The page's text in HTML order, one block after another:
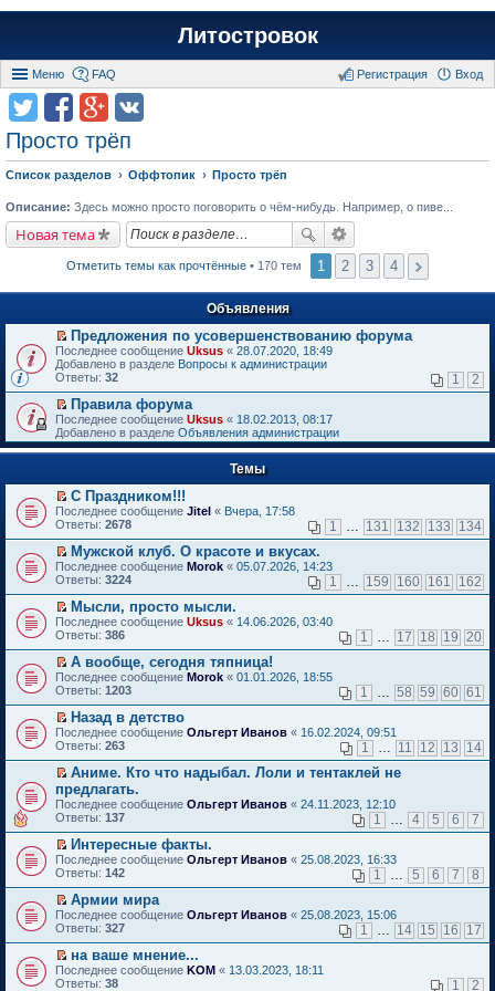
Литостровок
Меню FAQ Вход
Регистрация
Просто трёп
Список разделов Оффтопик Просто трёп
Описание: Здесь можно просто поговорить о чём-нибудь. Например, о пиве...
Новая тема
Отметить темы как прочтённые • 170 тем 1 2 3 4
Объявления
П
е
р
й
т
и
к
п
в
о
м
у
н
е
п
р
о
ч
и
т
а
н
н
о
м
у
с
о
о
б
щ
е
н
и
ю
Предложения по усовершенствованию форума
Последнее сообщение Uksus « 28.07.2020, 18:49
Добавлено в разделе Вопросы к администрации
Ответы: 32 1 2
П
е
р
е
т
и
к
п
р
в
о
м
у
н
е
п
р
о
ч
и
т
а
н
н
о
м
у
с
о
б
щ
е
н
и
ю
Правила форума
Последнее сообщение Uksus « 18.02.2013, 08:17
Добавлено в разделе Объявления администрации
Темы
П
е
е
й
т
и
к
п
е
р
в
о
м
у
н
е
п
р
о
ч
и
т
а
н
н
о
м
у
с
о
о
б
щ
е
н
и
С Праздником!!!
Последнее сообщение Jitel « Вчера, 17:58
Ответы: 2678 1 131 132 133 134
П
е
е
й
т
и
к
п
е
р
в
о
м
у
н
е
п
р
о
и
т
а
н
н
о
м
у
с
о
о
б
Мужской клуб. О красоте и вкусах.
Последнее сообщение Morok « 05.07.2026, 14:23
Ответы: 3224 1 159 160 161 162
П
е
е
й
т
и
к
п
е
р
в
о
м
у
н
е
п
р
о
и
т
а
н
н
о
м
Мысли, просто мысли.
Последнее сообщение Uksus « 14.06.2026, 03:40
Ответы: 386 1 17 18 19 20
П
е
е
й
т
и
к
п
е
р
в
о
м
у
н
е
п
р
о
и
т
а
А вообще, сегодня тяпница!
Последнее сообщение Morok « 01.01.2026, 18:55
Ответы: 1203 1 58 59 60 61
П
е
е
й
т
и
к
п
е
р
в
о
м
у
н
е
п
р
о
Назад в детство
Последнее сообщение Ольгерт Иванов « 16.02.2024, 09:51
Ответы: 263 1 11 12 13 14
П
е
р
е
й
т
и
к
п
е
р
в
о
м
у
н
Аниме. Кто что надыбал. Лоли и тентаклей не
предлагать.
Последнее сообщение Ольгерт Иванов « 24.11.2023, 12:10
Ответы: 137 1 4 5 6 7
П
е
е
й
т
и
п
е
р
Интересные факты.
Последнее сообщение Ольгерт Иванов « 25.08.2023, 16:33
Ответы: 142 1 5 6 7 8
П
е
е
й
т
Армии мира
Последнее сообщение Ольгерт Иванов « 25.08.2023, 15:06
Ответы: 327 1 14 15 16 17
П
е
на ваше мнение...
Последнее сообщение KOM « 13.03.2023, 18:11
Ответы: 38 1 2